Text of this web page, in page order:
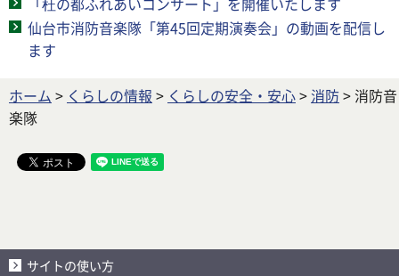
仙台市消防音楽隊「第45回定期演奏会」の動画を配信し
ます
ホーム > くらしの情報 > くらしの安全・安心> 消防> 消防音
楽隊
サイトの使い方